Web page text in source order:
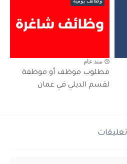
منذ عام
مطلوب موظف أو موظفة
لقسم الديلي في عمان
تعليقات